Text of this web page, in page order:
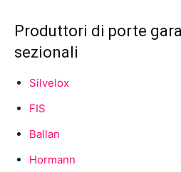
Produttori di porte
sezionali
Silvelox
FIS
Ballan
Hormann